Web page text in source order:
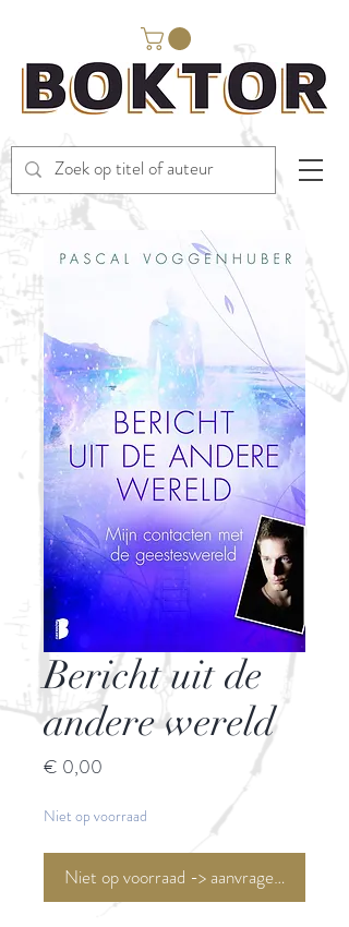
Bericht uit de
andere wereld
€ 0,00
Niet op voorraad
Niet op voorraad -> aanvragen <-